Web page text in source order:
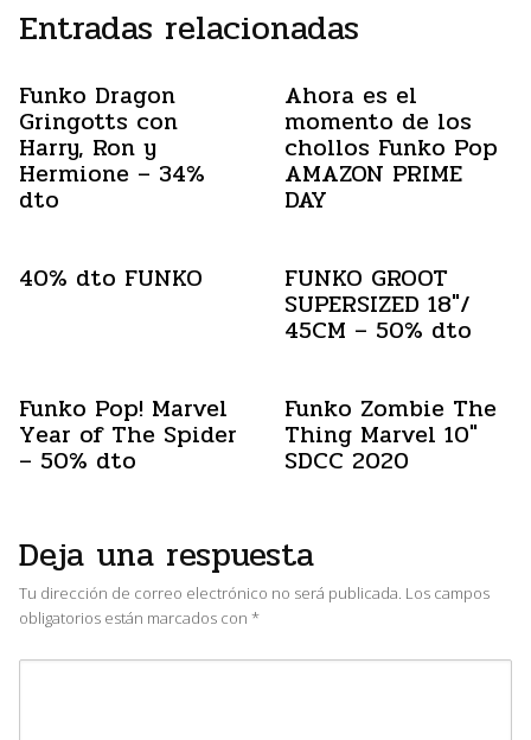
Entradas relacionadas
Funko Dragon
Gringotts con
Harry, Ron y
Hermione – 34%
dto
Ahora es el
momento de los
chollos Funko Pop
AMAZON PRIME
DAY
40% dto FUNKO FUNKO GROOT
SUPERSIZED 18″/
45CM – 50% dto
Funko Pop! Marvel
Year of The Spider
– 50% dto
Funko Zombie The
Thing Marvel 10″
SDCC 2020
Deja una respuesta
Tu dirección de correo electrónico no será publicada. Los campos
obligatorios están marcados con *